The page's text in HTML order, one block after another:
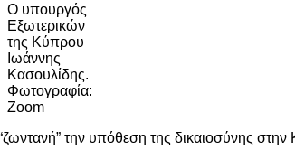
Ο υπουργός
Εξωτερικών
της Κύπρου
Ιωάννης
Κασουλίδης.
Φωτογραφία:
Zoom
την υπόθεση της δικαιοσύνης